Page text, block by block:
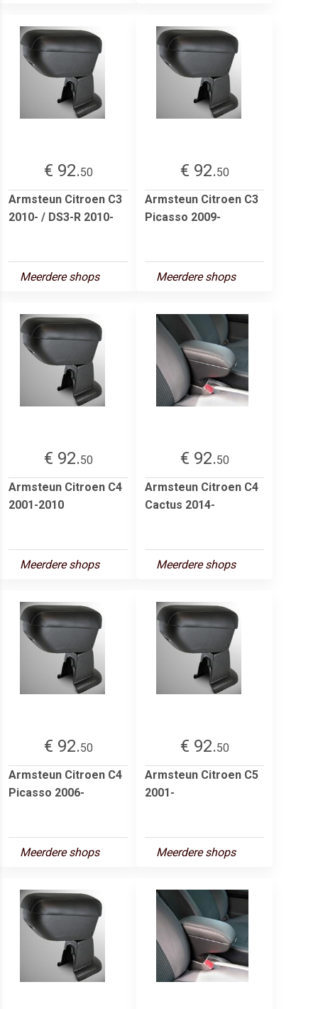
€ 92.50
Armsteun Citroen C3
2010- / DS3-R 2010-
Meerdere shops
€ 92.50
Armsteun Citroen C3
Picasso 2009-
Meerdere shops
€ 92.50
Armsteun Citroen C4
2001-2010
Meerdere shops
€ 92.50
Armsteun Citroen C4
Cactus 2014-
Meerdere shops
€ 92.50
Armsteun Citroen C4
Picasso 2006-
Meerdere shops
€ 92.50
Armsteun Citroen C5
2001-
Meerdere shops